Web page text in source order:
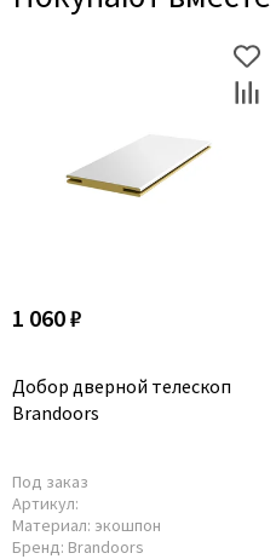
1 060 ₽
Добор дверной телескоп
Brandoors
Под заказ
Артикул:
Материал: экошпон
Бренд: Brandoors